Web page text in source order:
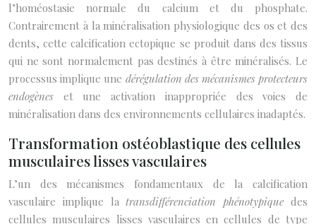
l’homéostasie normale du calcium et du phosphate.
Contrairement à la minéralisation physiologique des os et des
dents, cette calcification ectopique se produit dans des tissus
qui ne sont normalement pas destinés à être minéralisés. Le
processus implique une dérégulation des mécanismes protecteurs
endogènes et une activation inappropriée des voies de
minéralisation dans des environnements cellulaires inadaptés.
Transformation ostéoblastique des cellules
musculaires lisses vasculaires
L’un des mécanismes fondamentaux de la calcification
vasculaire implique latransdifférenciation phénotypiquedes
cellules musculaires lisses vasculaires en cellules de type